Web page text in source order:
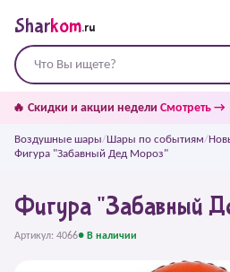
Sharkom.ru
🔥 Скидки и акции недели Смотреть →
Воздушные шары/Шары по событиям/
Фигура "Забавный Дед Мороз"
Фигура "Забавный
Артикул: 4066● В наличии